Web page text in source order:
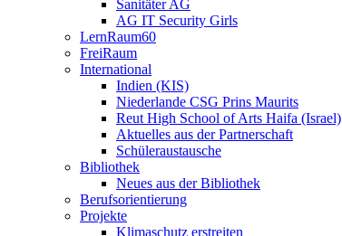
Sanitäter AG
AG IT Security Girls
LernRaum60
FreiRaum
International
Indien (KIS)
Niederlande CSG Prins Maurits
Reut High School of Arts Haifa (Israel)
Aktuelles aus der Partnerschaft
Schüleraustausche
Bibliothek
Neues aus der Bibliothek
Berufsorientierung
Projekte
Klimaschutz erstreiten